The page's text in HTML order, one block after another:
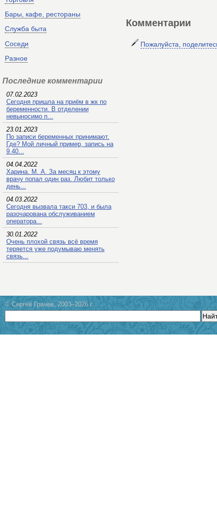
Бары, кафе, рестораны
Служба быта
Соседи
Разное
Последние комментарии
07.02.2023
Сегодня пришла на приём в жк по
беременности. В отделении
невыносимо п...
23.01.2023
По записи беременных принимают.
Где? Мой личный пример, запись на
9.40...
04.04.2022
Харина. М. А. За месяц к этому
врачу попал один раз. Любит только
день...
04.03.2022
Сегодня вызвала такси 703, и была
разочарована обслуживанием
оператора...
30.01.2022
Очень плохой связь всё время
теряется уже подумываю менять
связь...
Комментарии
Пожалуйста,
© Сергей Грачев, 2003–2026 г.